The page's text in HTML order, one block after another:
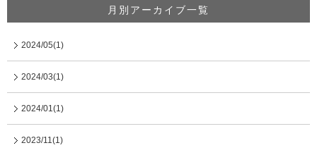
月別アーカイブ一覧
2024/05(1)
2024/03(1)
2024/01(1)
2023/11(1)